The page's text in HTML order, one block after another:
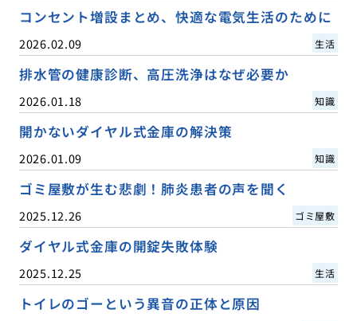
コンセント増設まとめ、快適な電気生活のために
2026.02.09 生活
排水管の健康診断、高圧洗浄はなぜ必要か
2026.01.18 知識
開かないダイヤル式金庫の解決策
2026.01.09 知識
ゴミ屋敷が生む悲劇！肺炎患者の声を聞く
2025.12.26 ゴミ屋敷
ダイヤル式金庫の開錠失敗体験
2025.12.25 生活
トイレのゴーという異音の正体と原因